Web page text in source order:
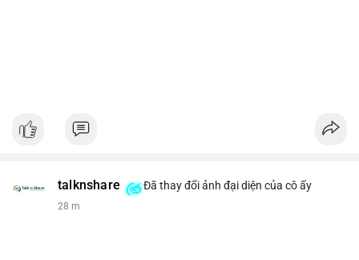
talknshare Đã thay đổi ảnh đại diện của cô ấy
28 m